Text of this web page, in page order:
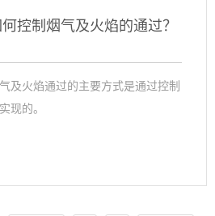
控制烟气及火焰的通过？
及火焰通过的主要方式是通过控制
现的。